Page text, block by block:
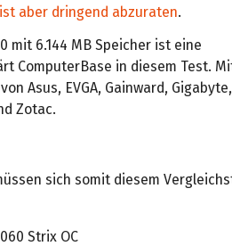
aber dringend abzuraten.
mit 6.144 MB Speicher ist eine
ComputerBase in diesem Test.
Asus, EVGA, Gainward, Gigabyte,
Zotac.
sich somit diesem
Strix OC